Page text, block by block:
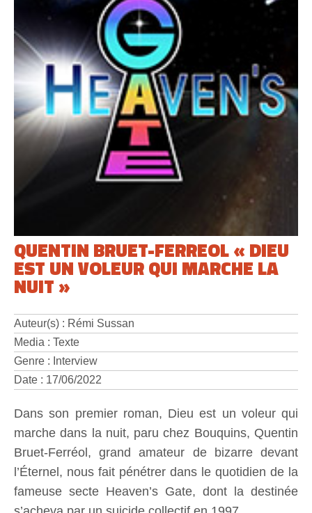
QUENTIN BRUET-FERREOL « DIEU
EST UN VOLEUR QUI MARCHE LA
NUIT »
Auteur(s) : Rémi Sussan
Media : Texte
Genre : Interview
Date : 17/06/2022
Dans son premier roman, Dieu est un voleur qui
marche dans la nuit, paru chez Bouquins, Quentin
Bruet-Ferréol, grand amateur de bizarre devant
l’Éternel, nous fait pénétrer dans le quotidien de la
fameuse secte Heaven’s Gate, dont la destinée